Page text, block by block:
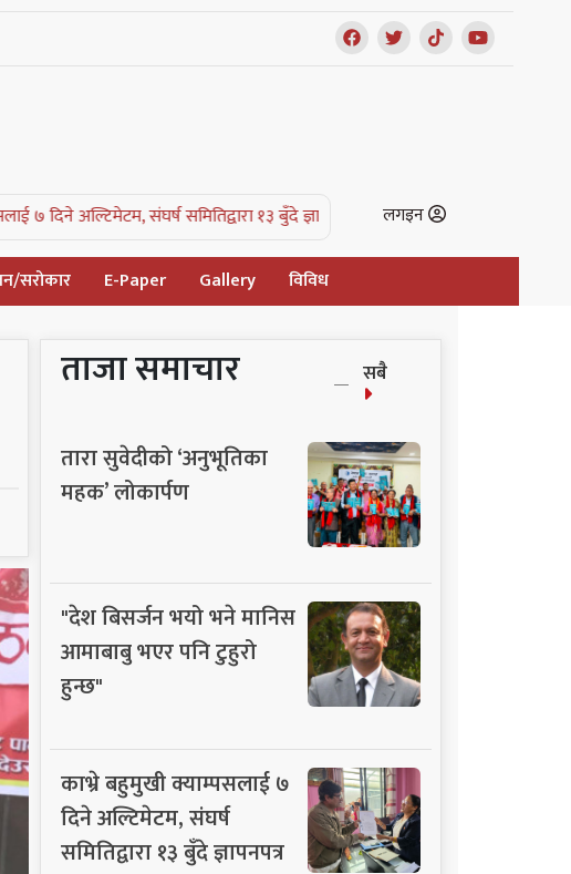
१३ बुँदे ज्ञापनपत्र |काभ्रे क्याम्पसविरुद्ध स्थानीयको संघर्ष समिति गठन,
लगइन
सरोकार E-Paper Gallery विविध
ताजा समाचार सबै
तारा सुवेदीको ‘अनुभूतिका
महक’ लोकार्पण
"देश बिसर्जन भयो भने मानिस
आमाबाबु भएर पनि टुहुरो
हुन्छ"
काभ्रे बहुमुखी क्याम्पसलाई ७
दिने अल्टिमेटम, संघर्ष
समितिद्वारा १३ बुँदे ज्ञापनपत्र